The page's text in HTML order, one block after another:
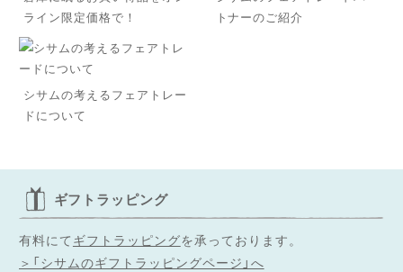
ライン限定価格で！
トナーのご紹介
シサムの考えるフェアトレー
ドについて
ギフトラッピング
有料にて ギフトラッピングを承っております。
＞「シサムのギフトラッピングページ」へ